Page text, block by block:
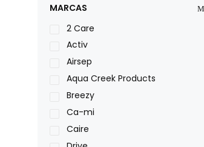
MARCAS
2 Care
Activ
Airsep
Aqua Creek Products
Breezy
Ca-mi
Caire